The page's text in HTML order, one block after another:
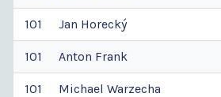
101 Jan Horecký
101 Anton Frank
101 Michael Warzecha